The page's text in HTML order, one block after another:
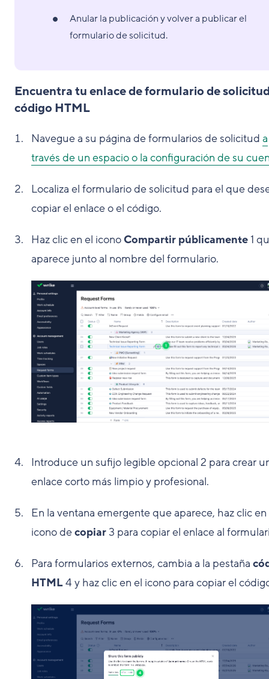
Anular la publicación y volver a publicar el
formulario de solicitud.
Encuentra tu enlace de formulario de
código HTML
Navegue a su página de formularios de solicitud a
través de un espacio o la configuración de su
Localiza el formulario de solicitud para el que
copiar el enlace o el código.
Haz clic en el iconoCompartir públicamente1
aparece junto al nombre del formulario.
Introduce un sufijo legible opcional 2 para crear
enlace corto más limpio y profesional.
En la ventana emergente que aparece, haz clic en
icono decopiar3 para copiar el enlace al
Para formularios externos, cambia a la pestaña
HTML4 y haz clic en el icono para copiar el